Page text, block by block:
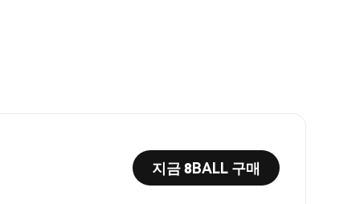
지금 8BALL 구매